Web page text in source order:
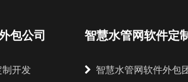
包公司
制开发
智慧水管网软件定
智慧水管网软件外包